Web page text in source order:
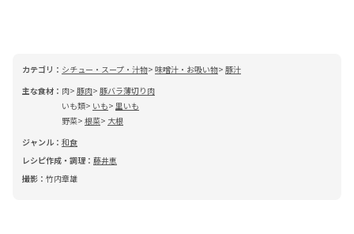
カテゴリ： シチュー・スープ・汁物 味噌汁・お吸い物 豚汁
主な食材： 肉 豚肉 豚バラ薄切り肉
いも類
いも
里いも
野菜 根菜
大根
ジャンル： 和食
レシピ作成・調理： 藤井恵
撮影： 竹内章雄